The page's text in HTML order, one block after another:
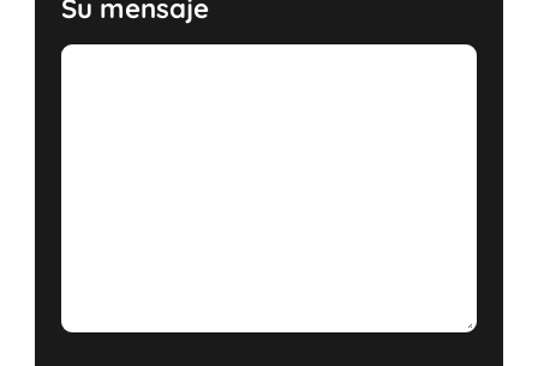
Su mensaje